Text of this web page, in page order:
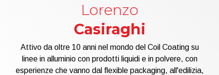
Lorenzo
Casiraghi
Attivo da oltre 10 anni nel mondo del Coil Coating su
linee in alluminio con prodotti liquidi e in polvere, con
esperienze che vanno dal flexible packaging, all'edilizia,